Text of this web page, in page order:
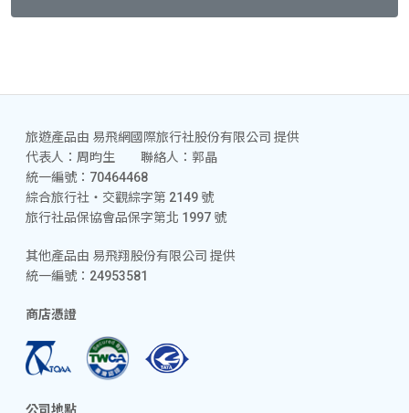
旅遊產品由 易飛網國際旅行社股份有限公司 提供
代表人：周昀生 聯絡人：郭晶
統一編號：70464468
綜合旅行社‧交觀綜字第 2149 號
旅行社品保協會品保字第北 1997 號
其他產品由 易飛翔股份有限公司 提供
統一編號：24953581
商店憑證
公司地點